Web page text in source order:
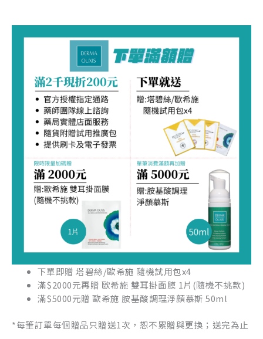
下單即贈 塔碧絲/歐希施 隨機試用包x4
滿$2000元再贈 歐希施 雙耳掛面膜 1片(隨機不挑款)
滿$5000元贈 歐希施 胺基酸調理淨顏慕斯 50ml
*每筆訂單每個贈品只贈送1次，恕不累贈與更換；送完為止